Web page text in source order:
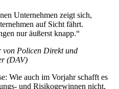
Unternehmen zeigt sich,
auf Sicht fährt.
nur äußerst knapp.“
Policen Direkt und
(DAV)
Wie auch im Vorjahr schafft es
und Risikogewinnen nicht,